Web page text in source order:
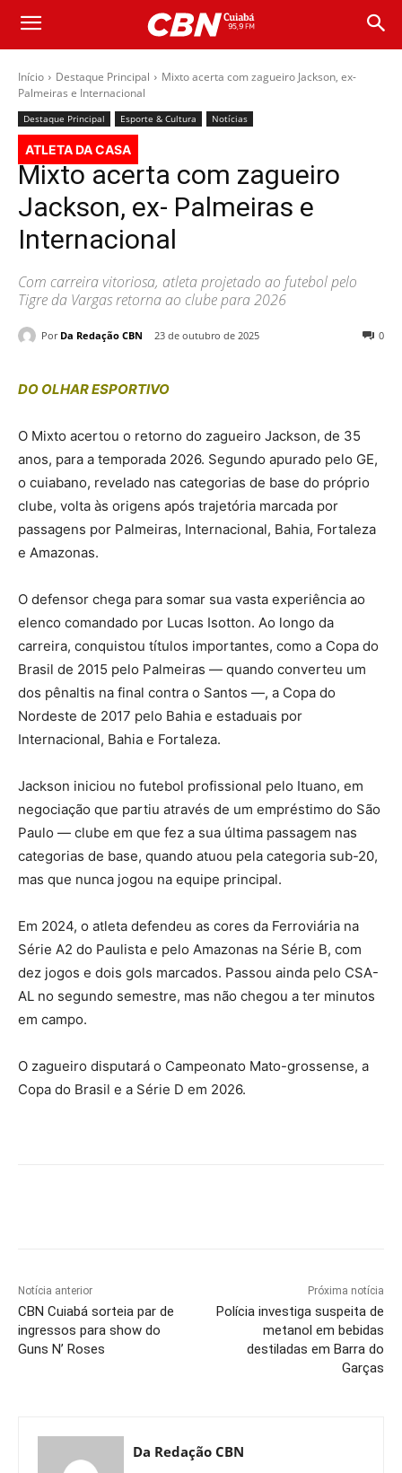
Início Destaque Principal
Mixto acerta com zagueiro Jackson, ex-
Palmeiras e Internacional
Destaque Principal Esporte & Cultura Notícias
ATLETA DA CASA
Mixto acerta com zagueiro
Jackson, ex- Palmeiras e
Internacional
Com carreira vitoriosa, atleta projetado ao futebol pelo
Tigre da Vargas retorna ao clube para 2026
Por Da Redação CBN 23 de outubro de 2025 0
DO OLHAR ESPORTIVO
O Mixto acertou o retorno do zagueiro Jackson, de 35
anos, para a temporada 2026. Segundo apurado pelo GE,
o cuiabano, revelado nas categorias de base do próprio
clube, volta às origens após trajetória marcada por
passagens por Palmeiras, Internacional, Bahia, Fortaleza
e Amazonas.
O defensor chega para somar sua vasta experiência ao
elenco comandado por Lucas Isotton. Ao longo da
carreira, conquistou títulos importantes, como a Copa do
Brasil de 2015 pelo Palmeiras — quando converteu um
dos pênaltis na final contra o Santos —, a Copa do
Nordeste de 2017 pelo Bahia e estaduais por
Internacional, Bahia e Fortaleza.
Jackson iniciou no futebol profissional pelo Ituano, em
negociação que partiu através de um empréstimo do São
Paulo — clube em que fez a sua última passagem nas
categorias de base, quando atuou pela categoria sub-20,
mas que nunca jogou na equipe principal.
Em 2024, o atleta defendeu as cores da Ferroviária na
Série A2 do Paulista e pelo Amazonas na Série B, com
dez jogos e dois gols marcados. Passou ainda pelo CSA-
AL no segundo semestre, mas não chegou a ter minutos
em campo.
O zagueiro disputará o Campeonato Mato-grossense, a
Copa do Brasil e a Série D em 2026.
Notícia anterior
CBN Cuiabá sorteia par de
ingressos para show do
Guns N’ Roses
Próxima notícia
Polícia investiga suspeita de
metanol em bebidas
destiladas em Barra do
Garças
Da Redação CBN